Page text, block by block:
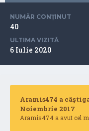
NUMĂR CONȚINUT
40
ULTIMA VIZITĂ
6 Iulie 2020
Aramis474 a
Noiembrie 2017
Aramis474 a avut cel